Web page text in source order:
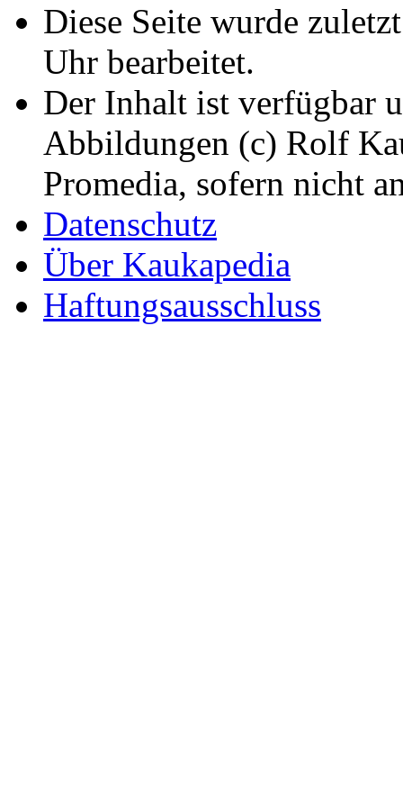
Diese Seite wurde
Uhr bearbeitet.
Der Inhalt ist verfügbar
Abbildungen (c) Rolf
Promedia, sofern nicht
Datenschutz
Über Kaukapedia
Haftungsausschluss